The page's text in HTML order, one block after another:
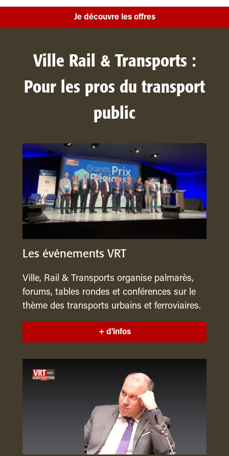
Je découvre les offres
Ville Rail & Transports :
Pour les pros du transport
public
Les événements VRT
Ville, Rail & Transports organise palmarès,
forums, tables rondes et conférences sur le
thème des transports urbains et ferroviaires.
+ d'infos